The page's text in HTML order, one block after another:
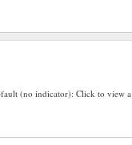
(no indicator): Click to view